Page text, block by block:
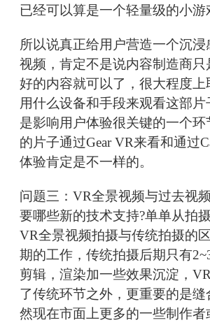
已经可以算是一个轻量级的小游
所以说真正给用户营造一个沉浸
视频，肯定不是说内容制造商
好的内容就可以了，很大程度上
用什么设备和手段来观看这部片
是影响用户体验很关键的一个环
的片子通过Gear VR来看和通过
体验肯定是不一样的。
问题三：VR全景视频与过去视
要哪些新的技术支持?单单从拍
VR全景视频拍摄与传统拍摄的
期的工作，传统拍摄后期只有
剪辑，渲染加一些效果沉淀，
了传统环节之外，更重要的是缝
然现在市面上更多的一些制作者